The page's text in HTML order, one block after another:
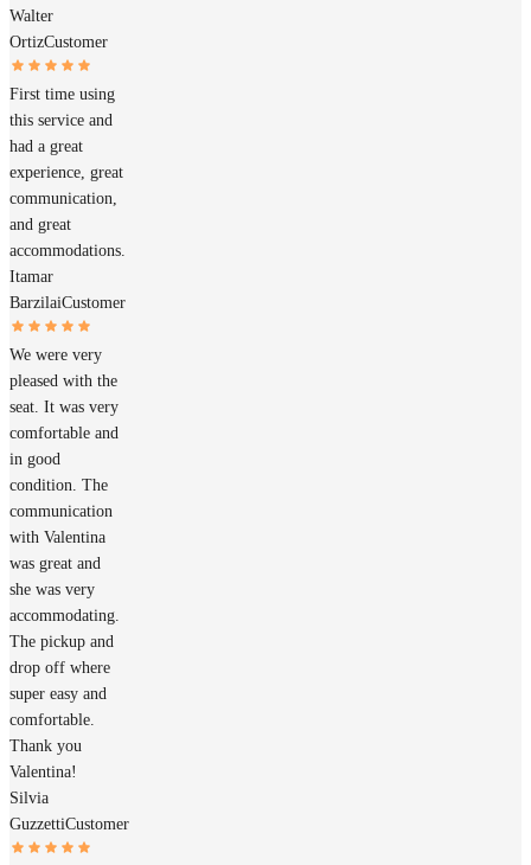
Walter
OrtizCustomer
First time using
this service and
had a great
experience, great
communication,
and great
accommodations.
Itamar
BarzilaiCustomer
We were very
pleased with the
seat. It was very
comfortable and
in good
condition. The
communication
with Valentina
was great and
she was very
accommodating.
The pickup and
drop off where
super easy and
comfortable.
Thank you
Valentina!
Silvia
GuzzettiCustomer